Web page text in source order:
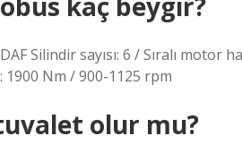
Silindir sayısı: 6 / Sıralı motor
Nm / 900-1125 rpm
olur mu?